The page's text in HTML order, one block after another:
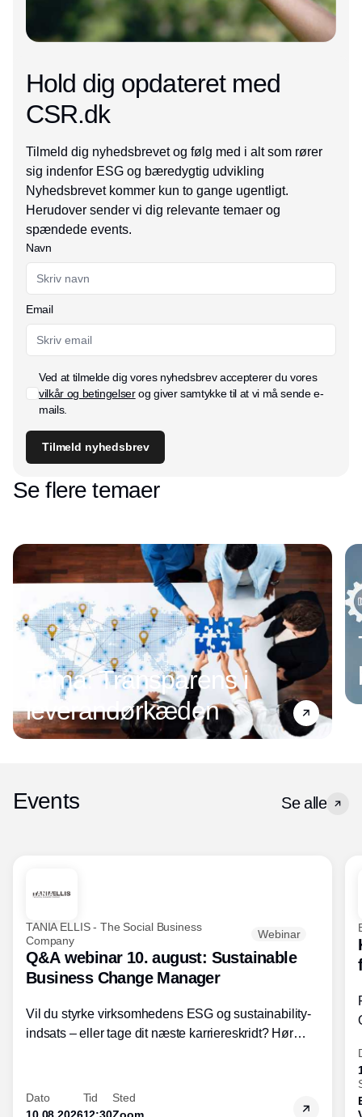
Hold dig opdateret med
CSR.dk
Tilmeld dig nyhedsbrevet og følg med i alt som rører
sig indenfor ESG og bæredygtig udvikling
Nyhedsbrevet kommer kun to gange ugentligt.
Herudover sender vi dig relevante temaer og
spændede events.
Navn
Email
Ved at tilmelde dig vores nyhedsbrev accepterer du vores
vilkår og betingelserog giver samtykke til at vi må sende e-
mails.
Tilmeld nyhedsbrev
Se flere temaer
Tema: Transparens i
leverandørkæden
Events Se alle
TANIA ELLIS - The Social Business
Company
Webinar
Q&A webinar 10. august: Sustainable
Business Change Manager
Vil du styrke virksomhedens ESG og sustainability-
indsats – eller tage dit næste karriereskridt? Hør
inden for bæredygtig forretningsudvikling - så du
skaber værdi for både samfund og bundlinje.
Dato
Tid
Sted